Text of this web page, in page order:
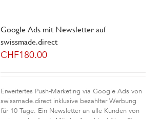
Google Ads mit Newsletter auf
swissmade.direct
CHF180.00
Erweitertes Push-Marketing via Google Ads von
swissmade.direct inklusive bezahlter Werbung
für 10 Tage. Ein Newsletter an alle Kunden von